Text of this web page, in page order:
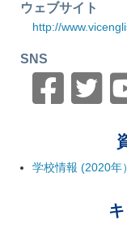
ウェブサイト
http://
SNS
学校情報 (2020年）